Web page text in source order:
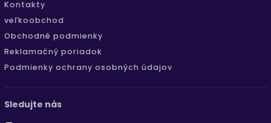
Kontakty
veľkoobchod
Obchodné podmienky
Reklamačný poriadok
Podmienky ochrany osobných údajov
Sledujte nás